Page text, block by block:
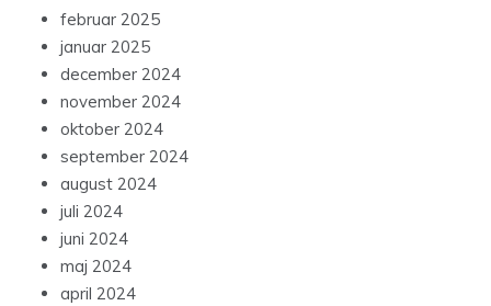
februar 2025
januar 2025
december 2024
november 2024
oktober 2024
september 2024
august 2024
juli 2024
juni 2024
maj 2024
april 2024